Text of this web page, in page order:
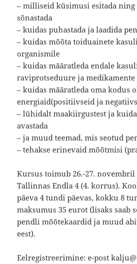
– milliseid küsimusi esitada
sõnastada
– kuidas puhastada ja laadida
– kuidas mõõta toiduainete
organismile
– kuidas määratleda endale
raviprotseduure ja medikamente
– kuidas määratleda oma kodus
energiaid(positiivseid ja
– lühidalt maakiirgustest ja
avastada
– ja muud teemad, mis seotud
– tehakse erinevaid mõõtmisi
Kursus toimub 26.-27. novembril
Tallinnas Endla 4 (4. korrus).
päeva 4 tundi päevas, kokku 8
maksumus 35 eurot (lisaks saab
pendli mõõtekaardid ja muud
eest).
Eelregistreerimine: e-post